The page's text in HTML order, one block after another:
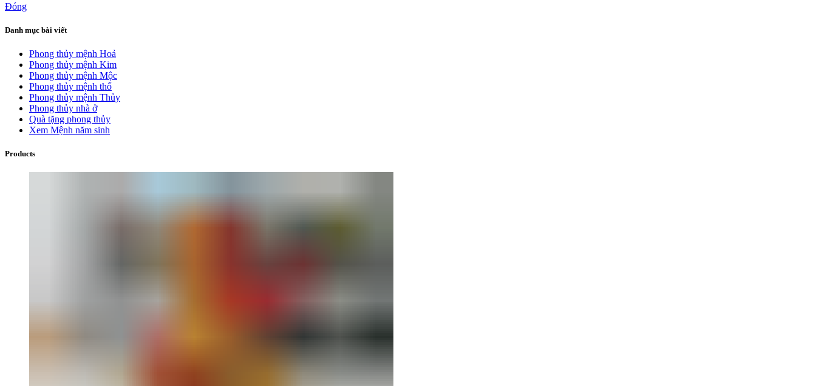
Đóng
Danh mục bài viết
Phong thủy mệnh Hoả
Phong thủy mệnh Kim
Phong thủy mệnh Mộc
Phong thủy mệnh thổ
Phong thủy mệnh Thủy
Phong thủy nhà ở
Quà tặng phong thủy
Xem Mệnh năm sinh
Products